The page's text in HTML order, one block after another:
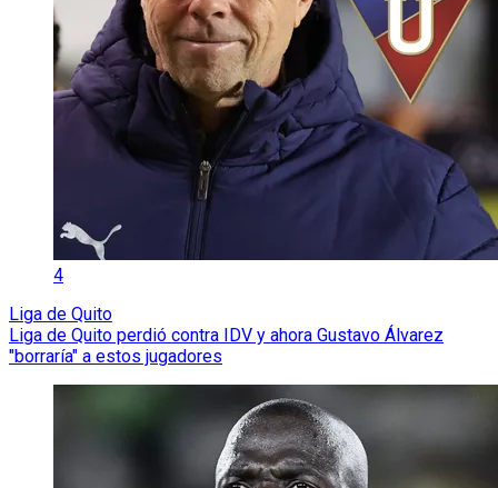
4
Liga de Quito
Liga de Quito perdió contra IDV y ahora Gustavo Álvarez
"borraría" a estos jugadores